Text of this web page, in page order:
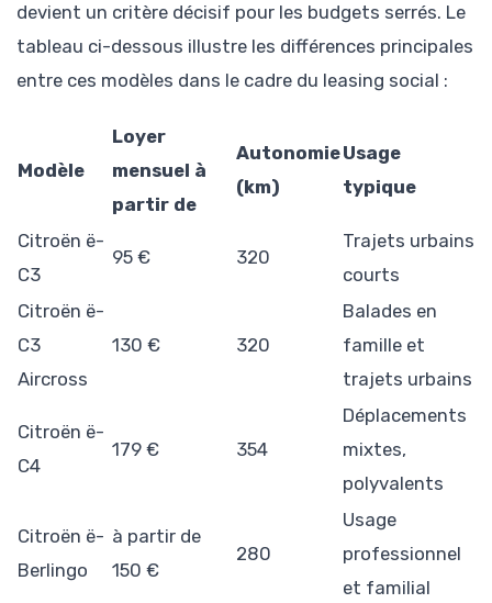
devient un critère décisif pour les budgets serrés. Le
tableau ci-dessous illustre les différences principales
entre ces modèles dans le cadre du leasing social :
Modèle
Loyer
mensuel à
partir de
Autonomie
(km)
Usage
typique
Citroën ë-
C3
95 € 320
Trajets urbains
courts
Citroën ë-
C3
Aircross
130 € 320
Balades en
famille et
trajets urbains
Citroën ë-
C4
179 € 354
Déplacements
mixtes,
polyvalents
Citroën ë-
Berlingo
à partir de
150 €
280
Usage
professionnel
et familial